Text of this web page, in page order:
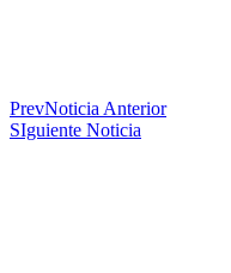
PrevNoticia Anterior
SIguiente Noticia